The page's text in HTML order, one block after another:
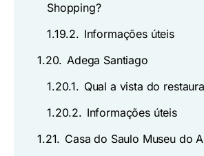
Shopping?
1.19.2. Informações úteis
1.20. Adega Santiago
1.20.1. Qual a vista do
1.20.2. Informações úteis
1.21. Casa do Saulo Museu do